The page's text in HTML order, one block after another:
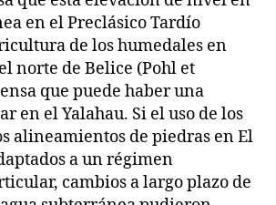
en el Preclásico Tardío
de los humedales en
norte de Belice (Pohl et
que puede haber una
en el Yalahau. Si el uso de los
alineamientos de piedras en El
a un régimen
cambios a largo plazo de